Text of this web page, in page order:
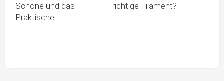
Schöne und das
Praktische
richtige Filament?